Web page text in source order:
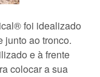
foi idealizado
junto ao tronco.
e à frente
colocar a sua